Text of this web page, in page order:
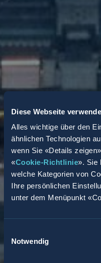
Diese Webseite
Alles wichtige über den
ähnlichen Technologien
wenn Sie «Details
«Cookie-Richtlinie». Sie
welche Kategorien von
Ihre persönlichen
unter dem Menüpunkt
Notwendig